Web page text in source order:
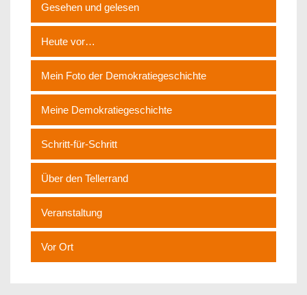
Gesehen und gelesen
Heute vor…
Mein Foto der Demokratiegeschichte
Meine Demokratiegeschichte
Schritt-für-Schritt
Über den Tellerrand
Veranstaltung
Vor Ort